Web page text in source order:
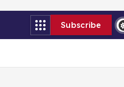
Subscribe